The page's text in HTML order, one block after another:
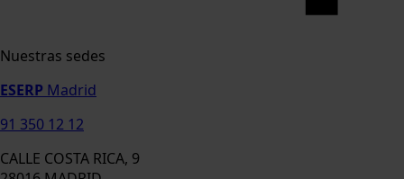
Nuestras sedes
ESERP Madrid
91 350 12 12
CALLE COSTA RICA, 9